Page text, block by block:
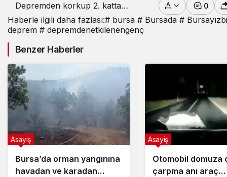
Depremden korkup 2. kattan
atlayan genç son
yolculuğuna uğurlandı
0
Haberle ilgili daha fazlası:# bursa # Bursada #
deprem # depremdenetkilenengenç
Benzer Haberler
Bursa’da orman yangınına
havadan ve karadan
Asayiş
Otomobil domuza
çarpma anı araç
Asayiş